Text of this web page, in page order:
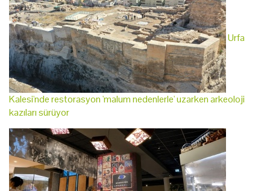
Urfa
Kalesi'nde restorasyon 'malum nedenlerle' uzarken arkeoloji
kazıları sürüyor